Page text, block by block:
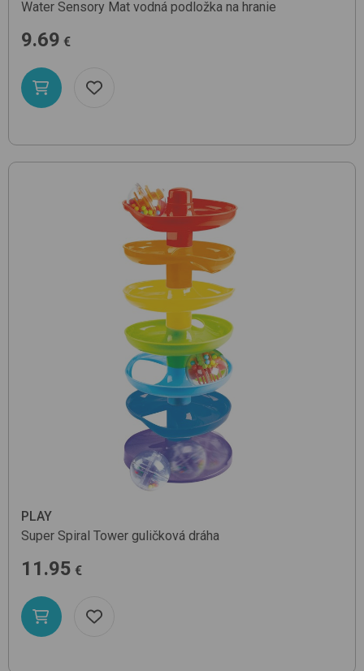
Water Sensory Mat vodná podložka na hranie
9.69 €
PLAY
Super Spiral Tower guličková dráha
11.95 €